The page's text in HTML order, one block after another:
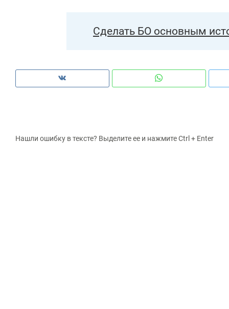
Сделать БО основным
Нашли ошибку в тексте? Выделите ее и нажмите Ctrl + Enter